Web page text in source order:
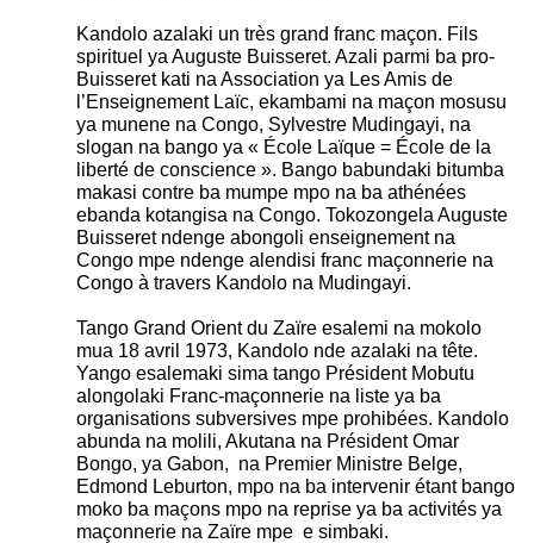
Kandolo azalaki un très grand franc maçon. Fils
spirituel ya Auguste Buisseret. Azali parmi ba pro-
Buisseret kati na Association ya Les Amis de
l’Enseignement Laïc, ekambami na maçon mosusu
ya munene na Congo, Sylvestre Mudingayi, na
slogan na bango ya « École Laïque = École de la
liberté de conscience ». Bango babundaki bitumba
makasi contre ba mumpe mpo na ba athénées
ebanda kotangisa na Congo. Tokozongela Auguste
Buisseret ndenge abongoli enseignement na
Congo mpe ndenge alendisi franc maçonnerie na
Congo à travers Kandolo na Mudingayi.
Tango Grand Orient du Zaïre esalemi na mokolo
mua 18 avril 1973, Kandolo nde azalaki na tête.
Yango esalemaki sima tango Président Mobutu
alongolaki Franc-maçonnerie na liste ya ba
organisations subversives mpe prohibées. Kandolo
abunda na molili, Akutana na Président Omar
Bongo, ya Gabon, na Premier Ministre Belge,
Edmond Leburton, mpo na ba intervenir étant bango
moko ba maçons mpo na reprise ya ba activités ya
maçonnerie na Zaïre mpe e simbaki.